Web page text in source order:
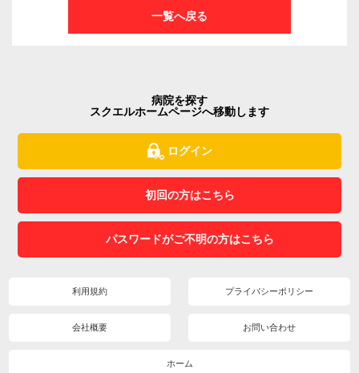
一覧へ戻る
病院を探す
スクエルホームページへ移動します
ログイン
初回の方はこちら
パスワードがご不明の方はこちら
利用規約 プライバシーポリシー
会社概要 お問い合わせ
ホーム